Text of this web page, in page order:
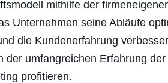
mithilfe der
Unternehmen seine Abläufe
die Kundenerfahrung
der umfangreichen Erfahrung
profitieren.